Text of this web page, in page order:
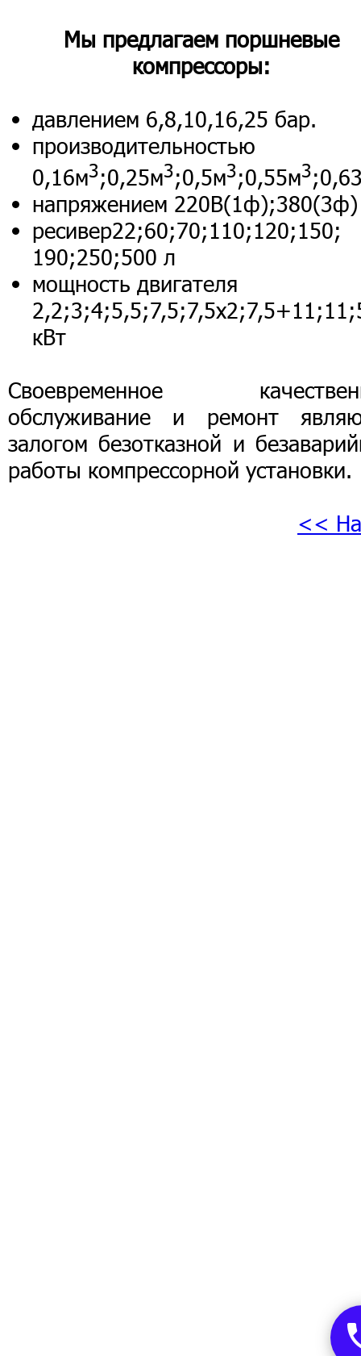
Мы предлагаем поршневые
компрессоры:
давлением 6,8,10,16,25 бар.
производительностью
0,16м3;0,25м3;0,5м3;0,55м3
напряжением 220В(1ф);380(3ф)
ресивер22;60;70;110;120;150;
190;250;500 л
мощность двигателя
кВт
Своевременное
обслуживание и ремонт
залогом безотказной и
работы компрессорной установки.
<<